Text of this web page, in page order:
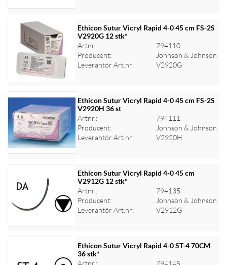
Logga in för priser
Ethicon Sutur Vicryl Rapid 4-0 45 cm FS-2S
V2920G 12 stk*
Artnr.:
794110
Producent:
Johnson & Johnson
Leverantör Art.nr:
V2920G
Logga in för priser
Ethicon Sutur Vicryl Rapid 4-0 45 cm FS-2S
V2920H 36 st
Artnr.:
794111
Producent:
Johnson & Johnson
Leverantör Art.nr:
V2920H
Logga in för priser
Ethicon Sutur Vicryl Rapid 4-0 45 cm
V2912G 12 stk*
Artnr.:
794135
Producent:
Johnson & Johnson
Leverantör Art.nr:
V2912G
Ethicon Sutur Vicryl Rapid 4-0 ST-4 70CM
36 stk*
Artnr.:
794145